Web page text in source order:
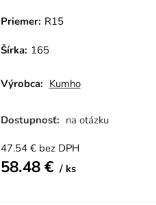
Priemer: R15
Šírka: 165
Výrobca: Kumho
Dostupnosť: na otázku
47.54€ bez DPH
58.48€ ks